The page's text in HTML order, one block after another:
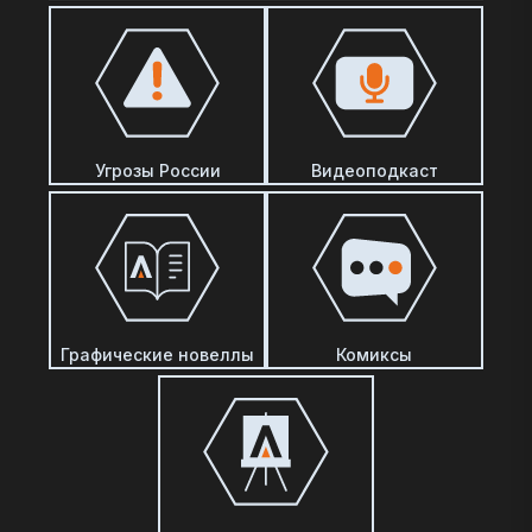
Угрозы России Видеоподкаст
Графические новеллы Комиксы